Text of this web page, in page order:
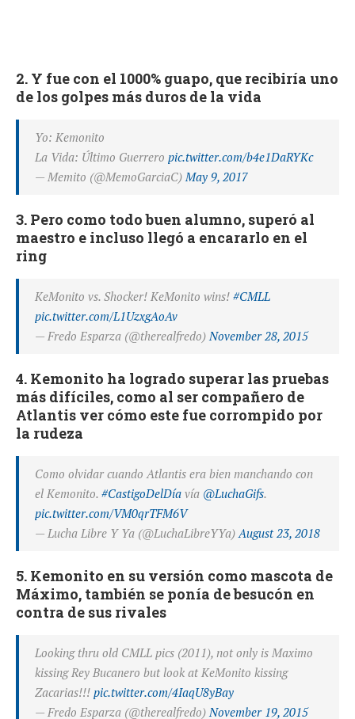
2. Y fue con el 1000% guapo, que recibiría uno
de los golpes más duros de la vida
Yo: Kemonito
La Vida: Último Guerrero pic.twitter.com/b4e1DaRYKc
— Memito (@MemoGarciaC) May 9, 2017
3. Pero como todo buen alumno, superó al
maestro e incluso llegó a encararlo en el
ring
KeMonito vs. Shocker! KeMonito wins! #CMLL
pic.twitter.com/L1UzxgAoAv
— Fredo Esparza (@therealfredo) November 28, 2015
4. Kemonito ha logrado superar las pruebas
más difíciles, como al ser compañero de
Atlantis ver cómo este fue corrompido por
la rudeza
Como olvidar cuando Atlantis era bien manchando con
el Kemonito. #CastigoDelDía vía @LuchaGifs.
pic.twitter.com/VM0qrTFM6V
— Lucha Libre Y Ya (@LuchaLibreYYa) August 23, 2018
5. Kemonito en su versión como mascota de
Máximo, también se ponía de besucón en
contra de sus rivales
Looking thru old CMLL pics (2011), not only is Maximo
kissing Rey Bucanero but look at KeMonito kissing
Zacarias!!! pic.twitter.com/4IaqU8yBay
— Fredo Esparza (@therealfredo) November 19, 2015